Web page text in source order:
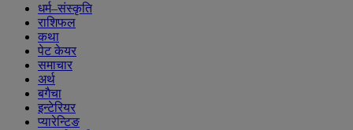
धर्म–संस्कृति
राशिफल
कथा
पेट केयर
समाचार
अर्थ
बगैचा
इन्टेरियर
प्यारेन्टिङ